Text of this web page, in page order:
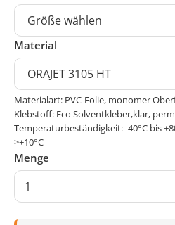
Material
Materialart: PVC-Folie, monomer
Klebstoff: Eco Solventkleber,klar,
Temperaturbeständigkeit: -40°C bis
>+10°C
Menge